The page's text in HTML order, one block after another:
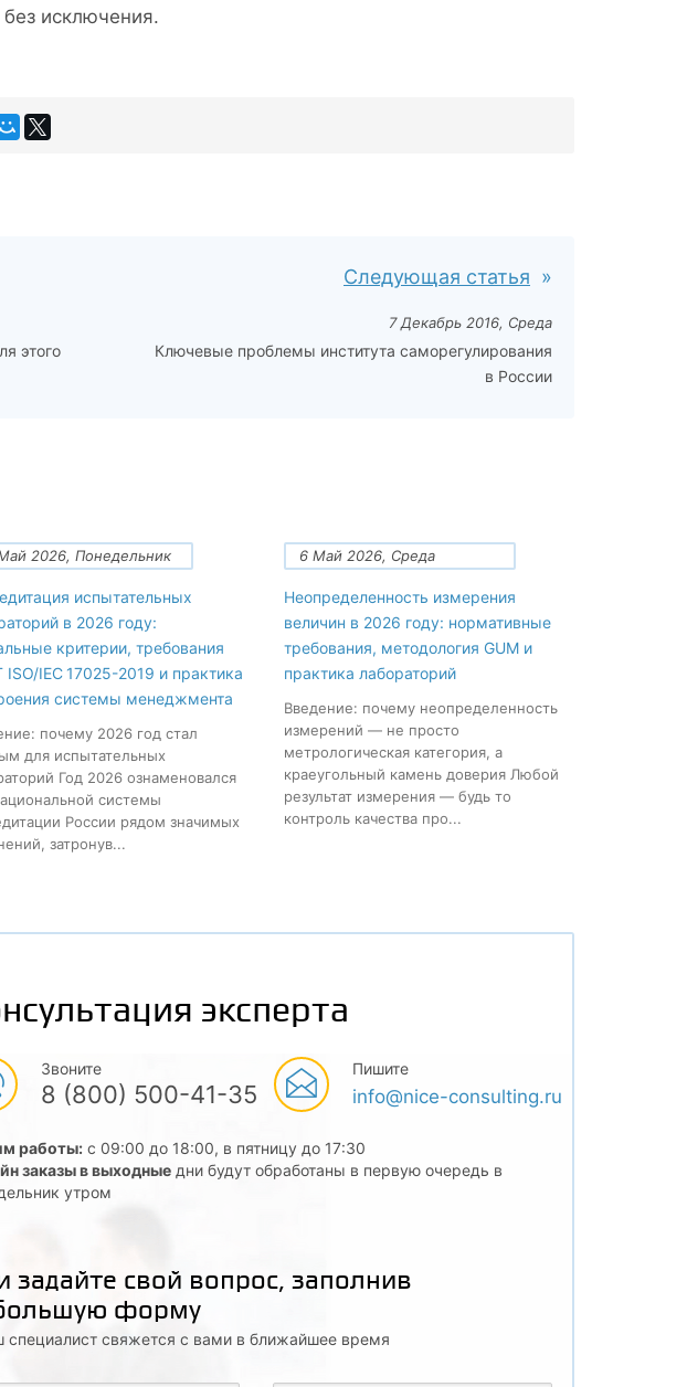
исключения.
этого
Следующая статья
7 Декабрь 2016, Среда
Ключевые проблемы института саморегулирования
в России
2026, Понедельник
испытательных
в 2026 году:
критерии, требования
IEC 17025-2019 и практика
системы менеджмента
почему 2026 год стал
для испытательных
Год 2026 ознаменовался
системы
России рядом значимых
затронув...
6 Май 2026, Среда
Неопределенность измерения
величин в 2026 году: нормативные
требования, методология GUM и
практика лабораторий
Введение: почему неопределенность
измерений — не просто
метрологическая категория, а
краеугольный камень доверия Любой
результат измерения — будь то
контроль качества про...
эксперта
Звоните
8 (800) 500-41-35
Пишите
info@nice-consulting.ru
работы:с 09:00 до 18:00, в пятницу до 17:30
заказы в выходныедни будут обработаны в первую очередь в
утром
задайте свой вопрос, заполнив
форму
специалист свяжется с вами в ближайшее время